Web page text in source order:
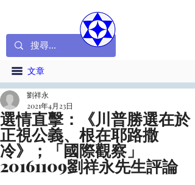
文章
選情直擊：《川普勝選在於
正視公義、根在耶路撒
冷》；「國際觀察」
20161109劉祥永先生評論
劉祥永
2021年4月23日